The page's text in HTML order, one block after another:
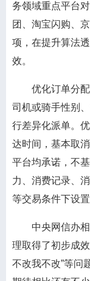
务领域重点平台
团、淘宝闪购、
项，在提升算法
效。
优化订单分配
司机或骑手性别
行差异化派单。
达时间，基本取
平台均承诺，不
力、消费记录、
等交易条件下设置
中央网信办相
理取得了初步成
不改我不改”等问